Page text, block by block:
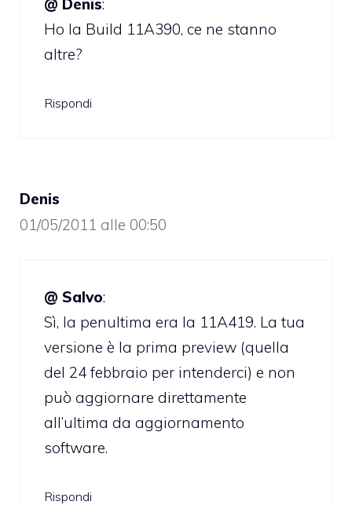
@ Denis:
Ho la Build 11A390, ce ne stanno
altre?
Rispondi
Denis
01/05/2011 alle 00:50
@ Salvo:
Sì, la penultima era la 11A419. La tua
versione è la prima preview (quella
del 24 febbraio per intenderci) e non
può aggiornare direttamente
all’ultima da aggiornamento
software.
Rispondi